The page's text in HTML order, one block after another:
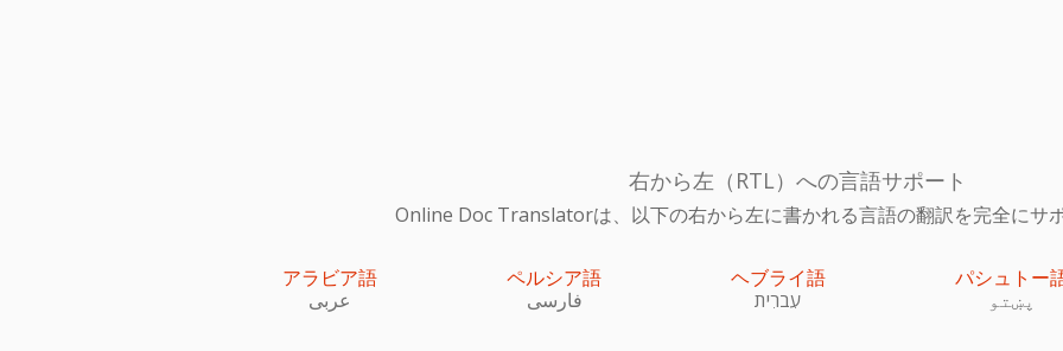
右から左（RTL）への言語サポート
Online Doc Translatorは、以下の右から左に書かれる言語の翻訳を完全にサ
アラビア語
عربى
ペルシア語
فارسی
ヘブライ語
עִברִית
パシュトー
پښتو